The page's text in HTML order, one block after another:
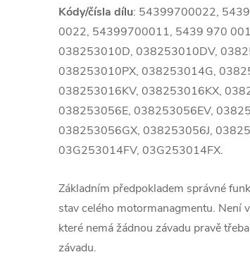
Kódy/čísla dílu: 54399700022,
0022, 54399700011, 5439 970
038253010D, 038253010DV,
038253010PX, 038253014G,
038253016KV, 038253016KX,
038253056E, 038253056EV,
038253056GX, 038253056J,
03G253014FV, 03G253014FX.
Základním předpokladem správné
stav celého motormanagmentu. Není
které nemá žádnou závadu pravě
závadu.